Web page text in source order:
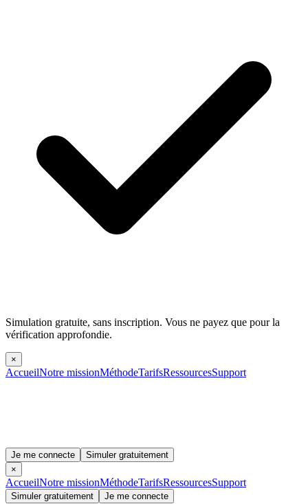
Simulation gratuite, sans inscription. Vous ne payez que pour la
vérification approfondie.
×
AccueilNotre missionMéthodeTarifsRessourcesSupport
Je me connecte
Simuler gratuitement
×
AccueilNotre missionMéthodeTarifsRessourcesSupport
Simuler gratuitement Je me connecte